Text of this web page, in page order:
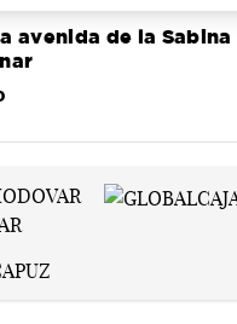
avenida de la Sabina